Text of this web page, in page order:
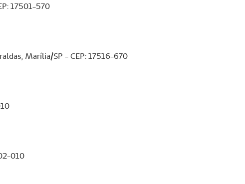
17501-570
Marília/SP - CEP: 17516-670
SP - CEP: 17502-010